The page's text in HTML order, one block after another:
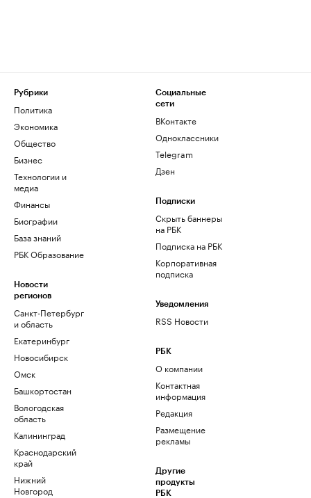
Рубрики
Политика
Экономика
Общество
Бизнес
Технологии и
медиа
Финансы
Биографии
База знаний
РБК Образование
Новости
регионов
Санкт-Петербург
и область
Екатеринбург
Новосибирск
Омск
Башкортостан
Вологодская
область
Калининград
Краснодарский
край
Нижний
Новгород
Социальные
сети
ВКонтакте
Одноклассники
Telegram
Дзен
Подписки
Скрыть баннеры
на РБК
Подписка на РБК
Корпоративная
подписка
Уведомления
RSS Новости
РБК
О компании
Контактная
информация
Редакция
Размещение
рекламы
Другие
продукты
РБК